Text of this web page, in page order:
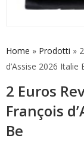
Home » Prodotti »
d’Assise 2026 Italie
2 Euros
François
Be